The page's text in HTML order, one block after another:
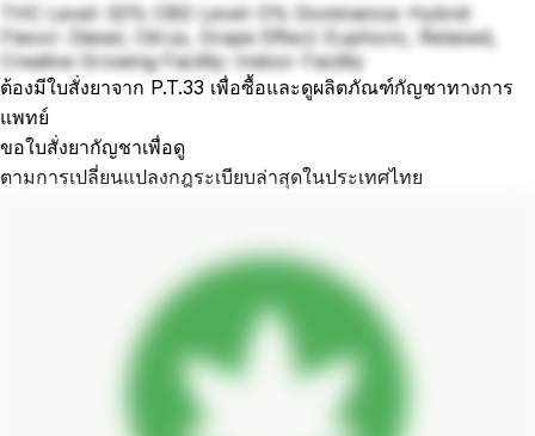
THC Level: 32% CBD Level: 0% Dominance: Hybrid
Flavor: Diesel, Citrus, Grape Effect: Euphoric, Relaxed,
Creative Growing Facility: Indoor Facility
ต้องมีใบสั่งยาจาก P.T.33 เพื่อซื้อและดูผลิตภัณฑ์กัญชาทางการ
แพทย์
ขอใบสั่งยากัญชาเพื่อดู
ตามการเปลี่ยนแปลงกฎระเบียบล่าสุดในประเทศไทย